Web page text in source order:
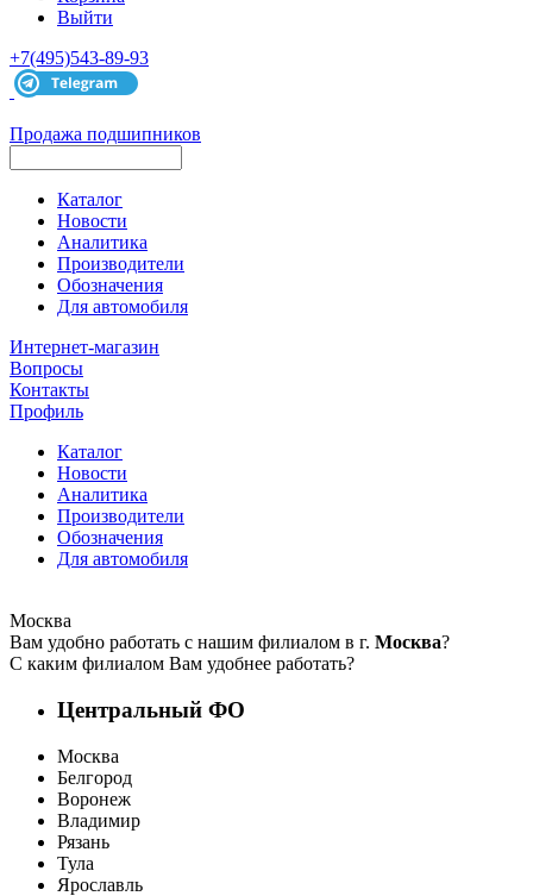
Выйти
+7(495)543-89-93
Продажа подшипников
Каталог
Новости
Аналитика
Производители
Обозначения
Для автомобиля
Интернет-магазин
Вопросы
Контакты
Профиль
Каталог
Новости
Аналитика
Производители
Обозначения
Для автомобиля
Москва
Вам удобно работать с нашим филиалом в г. Москва?
С каким филиалом Вам удобнее работать?
Центральный ФО
Москва
Белгород
Воронеж
Владимир
Рязань
Тула
Ярославль